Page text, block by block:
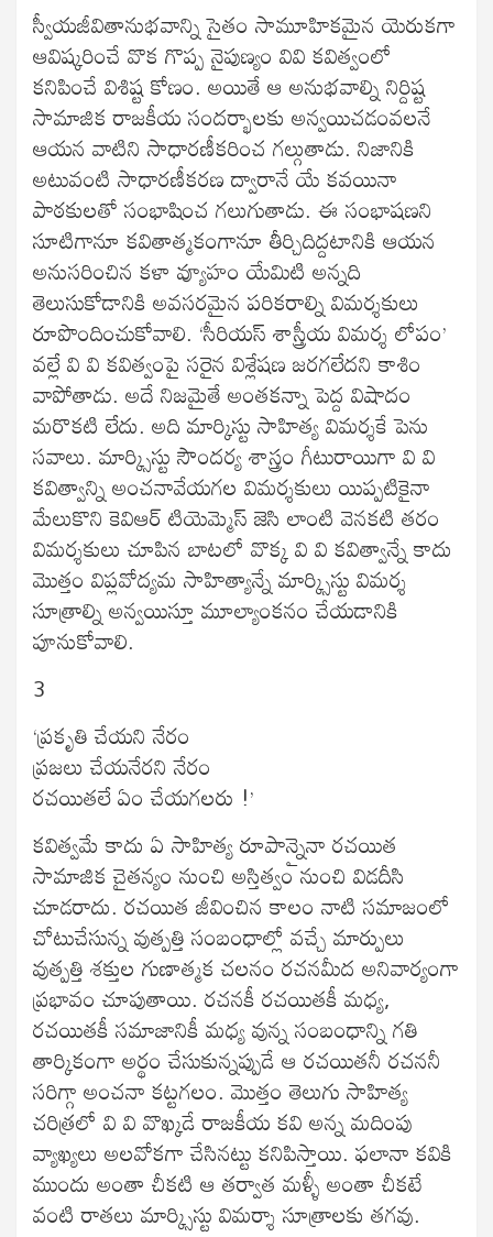
స్వీయజీవితానుభవాన్ని సైతం సామూహికమైన యెరుకగా
ఆవిష్కరించే వొక గొప్ప నైపుణ్యం వివి కవిత్వంలో
కనిపించే విశిష్ట కోణం. అయితే ఆ అనుభవాల్ని నిర్దిష్ట
సామాజిక రాజకీయ సందర్భాలకు అన్వయిచడంవలనే
ఆయన వాటిని సాధారణీకరించ గల్గుతాడు. నిజానికి
అటువంటి సాధారణీకరణ ద్వారానే యే కవయినా
పాఠకులతో సంభాషించ గలుగుతాడు. ఈ సంభాషణని
సూటిగానూ కవితాత్మకంగానూ తీర్చిదిద్దటానికి ఆయన
అనుసరించిన కళా వ్యూహం యేమిటి అన్నది
తెలుసుకోడానికి అవసరమైన పరికరాల్ని విమర్శకులు
రూపొందించుకోవాలి. ‘సీరియస్ శాస్త్రీయ విమర్శ లోపం’
వల్లే వి వి కవిత్వంపై సరైన విశ్లేషణ జరగలేదని కాశిం
వాపోతాడు. అదే నిజమైతే అంతకన్నా పెద్ద విషాదం
మరొకటి లేదు. అది మార్కిస్టు సాహిత్య విమర్శకే పెను
సవాలు. మార్క్సిస్టు సౌందర్య శాస్త్రం గీటురాయిగా వి వి
కవిత్వాన్ని అంచనావేయగల విమర్శకులు యిప్పటికైనా
మేలుకొని కెవిఆర్ టియెమ్మెస్ జెసి లాంటి వెనకటి తరం
విమర్శకులు చూపిన బాటలో వొక్క వి వి కవిత్వాన్నే కాదు
మొత్తం విప్లవోద్యమ సాహిత్యాన్నే మార్క్సిస్టు విమర్శ
సూత్రాల్ని అన్వయిస్తూ మూల్యాంకనం చేయడానికి
పూనుకోవాలి.
3
‘ప్రకృతి చేయని నేరం
ప్రజలు చేయనేరని నేరం
రచయితలే ఏం చేయగలరు !’
కవిత్వమే కాదు ఏ సాహిత్య రూపాన్నైనా రచయిత
సామాజిక చైతన్యం నుంచి అస్తిత్వం నుంచి విడదీసి
చూడరాదు. రచయిత జీవించిన కాలం నాటి సమాజంలో
చోటుచేసున్న వుత్పత్తి సంబంధాల్లో వచ్చే మార్పులు
వుత్పత్తి శక్తుల గుణాత్మక చలనం రచనమీద అనివార్యంగా
ప్రభావం చూపుతాయి. రచనకీ రచయితకీ మధ్య,
రచయితకీ సమాజానికీ మధ్య వున్న సంబంధాన్ని గతి
తార్కికంగా అర్థం చేసుకున్నప్పుడే ఆ రచయితనీ రచననీ
సరిగ్గా అంచనా కట్టగలం. మొత్తం తెలుగు సాహిత్య
చరిత్రలో వి వి వొఖ్కడే రాజకీయ కవి అన్న మదింపు
వ్యాఖ్యలు అలవోకగా చేసినట్టు కనిపిస్తాయి. ఫలానా కవికి
ముందు అంతా చీకటి ఆ తర్వాత మళ్ళీ అంతా చీకటే
వంటి రాతలు మార్క్సిస్టు విమర్శా సూత్రాలకు తగవు.